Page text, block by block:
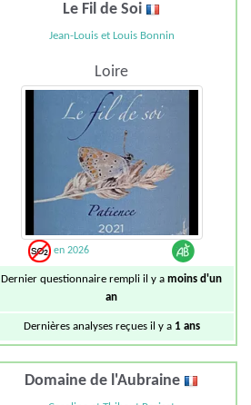
Le Fil de Soi
Jean-Louis et Louis Bonnin
Loire
en 2026
Dernier questionnaire rempli il y amoins d'un
an
Dernières analyses reçues il y a 1 ans
Domaine de l'Aubraine